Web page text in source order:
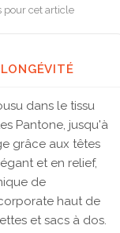
pour cet article
dans le tissu
Pantone, jusqu'à
grâce aux têtes
et en relief,
de
haut de
et sacs à dos.